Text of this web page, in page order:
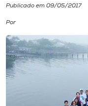
Diplomados
Cultura
CPA
Publicado em 09/05/2017
Por